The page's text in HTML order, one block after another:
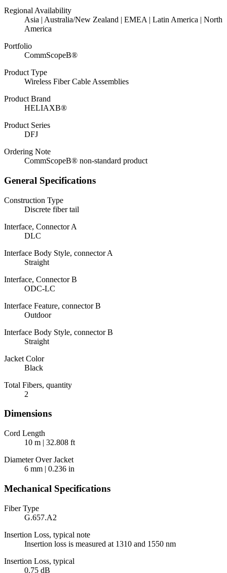
Regional Availability
Asia | Australia/New Zealand | EMEA | Latin America | North
America
Portfolio
CommScopeВ®
Product Type
Wireless Fiber Cable Assemblies
Product Brand
HELIAXВ®
Product Series
DFJ
Ordering Note
CommScopeВ® non-standard product
General Specifications
Construction Type
Discrete fiber tail
Interface, Connector A
DLC
Interface Body Style, connector A
Straight
Interface, Connector B
ODC-LC
Interface Feature, connector B
Outdoor
Interface Body Style, connector B
Straight
Jacket Color
Black
Total Fibers, quantity
2
Dimensions
Cord Length
10 m | 32.808 ft
Diameter Over Jacket
6 mm | 0.236 in
Mechanical Specifications
Fiber Type
G.657.A2
Insertion Loss, typical note
Insertion loss is measured at 1310 and 1550 nm
Insertion Loss, typical
0.75 dB